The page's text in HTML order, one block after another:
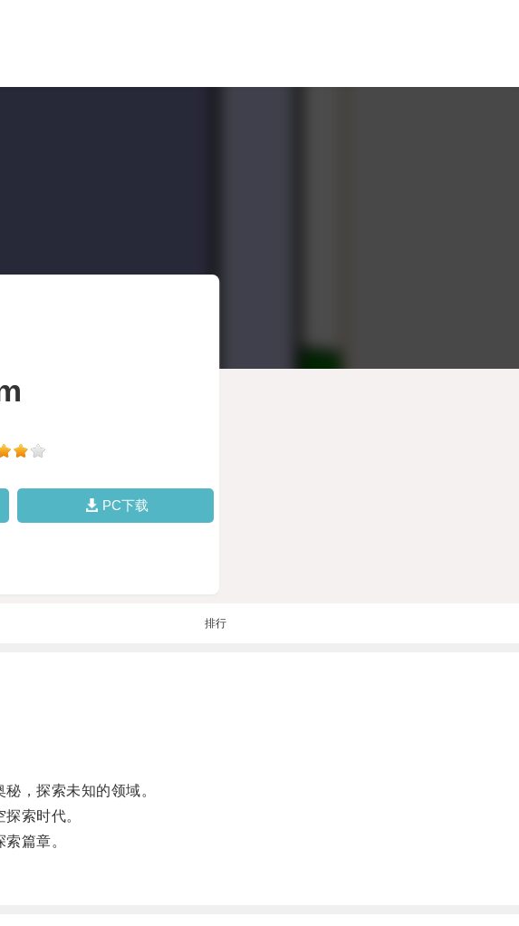
PC下载
排行
，探索未知的领域。
索时代。
篇章。